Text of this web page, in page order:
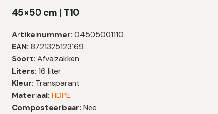
45×50 cm | T10
Artikelnummer: 04505001110
EAN: 8721325123169
Soort: Afvalzakken
Liters: 16 liter
Kleur: Transparant
Materiaal: HDPE
Composteerbaar: Nee